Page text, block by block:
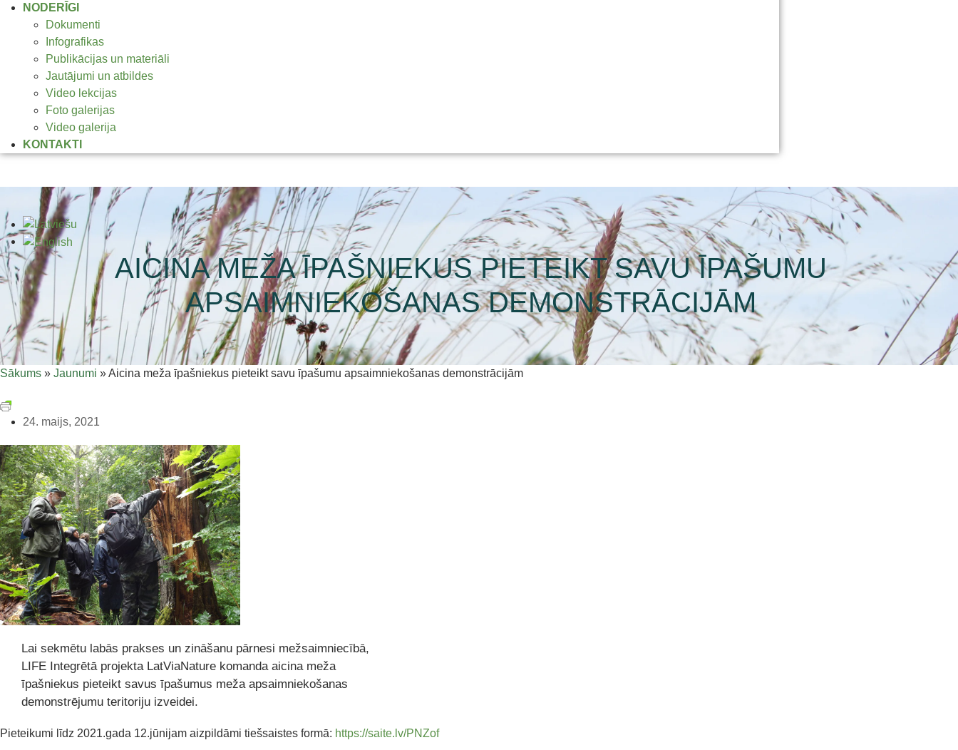
NODERĪGI
Dokumenti
Infografikas
Publikācijas un materiāli
Jautājumi un atbildes
Video lekcijas
Foto galerijas
Video galerija
KONTAKTI
AICINA MEŽA ĪPAŠNIEKUS PIETEIKT SAVU ĪPAŠUMU
APSAIMNIEKOŠANAS DEMONSTRĀCIJĀM
Sākums » Jaunumi »Aicina meža īpašniekus pieteikt savu īpašumu apsaimniekošanas demonstrācijām
24. maijs, 2021
Lai sekmētu labās prakses un zināšanu pārnesi mežsaimniecībā,
LIFE Integrētā projekta LatViaNature komanda aicina meža
īpašniekus pieteikt savus īpašumus meža apsaimniekošanas
demonstrējumu teritoriju izveidei.
Pieteikumi līdz 2021.gada 12.jūnijam aizpildāmi tiešsaistes formā: https://saite.lv/PNZof